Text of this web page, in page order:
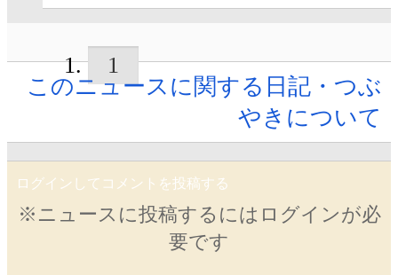
1
このニュースに関する日記・つぶ
やきについて
ログインしてコメントを投稿する
※ニュースに投稿するにはログインが必
要です